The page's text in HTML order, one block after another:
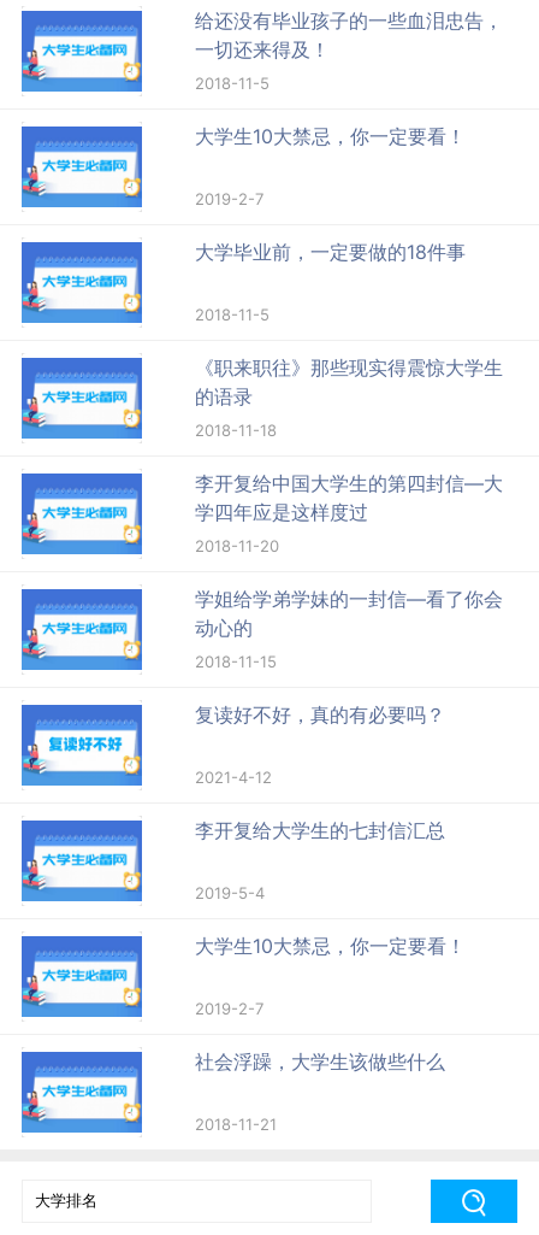
给还没有毕业孩子的一些血泪忠告，
一切还来得及！
2018-11-5
大学生10大禁忌，你一定要看！
2019-2-7
大学毕业前，一定要做的18件事
2018-11-5
《职来职往》那些现实得震惊大学生
的语录
2018-11-18
李开复给中国大学生的第四封信—大
学四年应是这样度过
2018-11-20
学姐给学弟学妹的一封信—看了你会
动心的
2018-11-15
复读好不好，真的有必要吗？
2021-4-12
李开复给大学生的七封信汇总
2019-5-4
大学生10大禁忌，你一定要看！
2019-2-7
社会浮躁，大学生该做些什么
2018-11-21